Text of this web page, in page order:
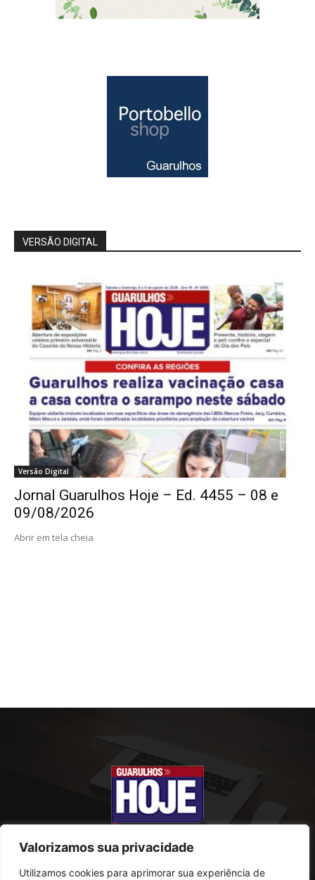
Valorizamos sua privacidade
Utilizamos cookies para aprimorar sua experiência de
VERSÃO DIGITAL
Versão Digital
Jornal Guarulhos Hoje – Ed. 4455 – 08 e
09/08/2026
Abrir em tela cheia
SOBRE NÓS